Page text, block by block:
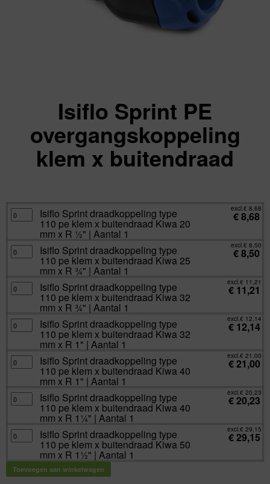
Isiflo Sprint PE
overgangskoppeling
klem x buitendraad
Isiflo
Sprint
draadkoppeling
pe
klem
x
buitendraad
mm
x
R
Aantal
1
aantal
Isiflo Sprint draadkoppeling type
110 pe klem x buitendraad Kiwa 20
mm x R ½" | Aantal 1
excl.€ 8,68
€8,68
Isiflo
Sprint
draadkoppeling
pe
klem
x
buitendraad
mm
x
R
Aantal
1
aantal
Isiflo Sprint draadkoppeling type
110 pe klem x buitendraad Kiwa 25
mm x R ¾" | Aantal 1
excl.€ 8,50
€8,50
Isiflo
Sprint
draadkoppeling
pe
klem
x
buitendraad
mm
x
R
Aantal
1
aantal
Isiflo Sprint draadkoppeling type
110 pe klem x buitendraad Kiwa 32
mm x R ¾" | Aantal 1
excl.€ 11,21
€ 11,21
Isiflo
Sprint
draadkoppeling
pe
klem
x
buitendraad
mm
x
R
Aantal
1
aantal
Isiflo Sprint draadkoppeling type
110 pe klem x buitendraad Kiwa 32
mm x R 1" | Aantal 1
excl.€ 12,14
€ 12,14
Isiflo
Sprint
draadkoppeling
pe
klem
x
buitendraad
mm
x
R
Aantal
1
aantal
Isiflo Sprint draadkoppeling type
110 pe klem x buitendraad Kiwa 40
mm x R 1" | Aantal 1
excl.€ 21,00
€21,00
Isiflo
Sprint
draadkoppeling
pe
klem
x
buitendraad
40
mm
Isiflo Sprint draadkoppeling type
110 pe klem x buitendraad Kiwa 40
mm x R 1¼" | Aantal 1
excl.€ 20,23
€20,23
Isiflo
Sprint
draadkoppeling
pe
klem
x
Isiflo Sprint draadkoppeling type
110 pe klem x buitendraad Kiwa 50
mm x R 1½" | Aantal 1
excl.€ 29,15
€29,15
Toevoegen aan winkelwagen